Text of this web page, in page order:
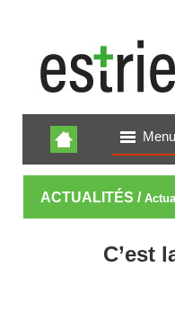
Menu
ACTUALITÉS /
C’est